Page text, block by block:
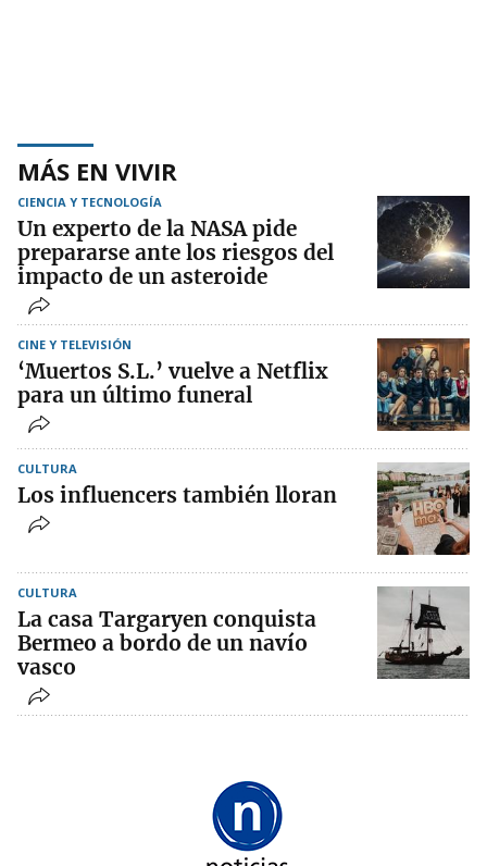
MÁS EN VIVIR
CIENCIA Y TECNOLOGÍA
Un experto de la NASA pide
prepararse ante los riesgos del
impacto de un asteroide
CINE Y TELEVISIÓN
‘Muertos S.L.’ vuelve a Netflix
para un último funeral
CULTURA
Los influencers también lloran
CULTURA
La casa Targaryen conquista
Bermeo a bordo de un navío
vasco